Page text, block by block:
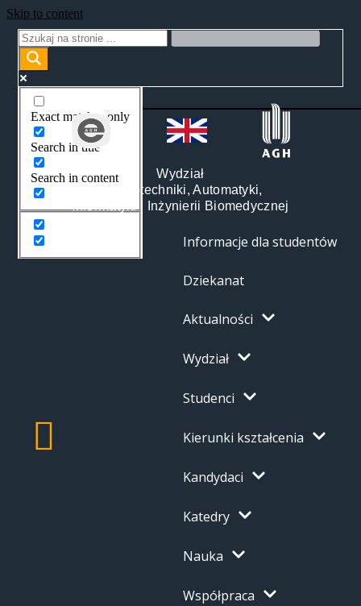
Skip to content
Exact matches only
Search in title
Search in content
Wydział
Elektrotechniki, Automatyki,
Informatyki i Inżynierii Biomedycznej
Informacje dla studentów
Dziekanat
Aktualności
Wydział
Studenci
Kierunki kształcenia
Kandydaci
Katedry
Nauka
Współpraca